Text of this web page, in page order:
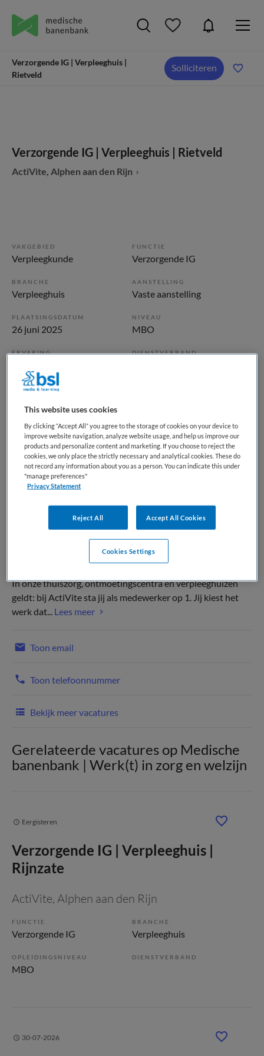
Verzorgende IG | Verpleeghuis |
Rietveld
Solliciteren
Verzorgende IG | Verpleeghuis | Rietveld
ActiVite, Alphen aan den Rijn
VAKGEBIED
Verpleegkunde
FUNCTIE
Verzorgende IG
BRANCHE
Verpleeghuis
AANSTELLING
Vaste aanstelling
PLAATSINGSDATUM
26 juni 2025
NIVEAU
MBO
ERVARING DIENSTVERBAND
Vacature niet beschikbaar
Deze vacature Verzorgende IG | Verpleeghuis | Rietveld bij
ActiVite is niet meer actueel. Hieronder staan enkele
vergelijkbare vacatures die voor u wellicht interessant zijn.
In onze thuiszorg, ontmoetingscentra en verpleeghuizen
geldt: bij ActiVite sta jij als medewerker op 1. Jij kiest het
werk dat... Lees meer
Toon email
Toon telefoonnummer
Bekijk meer vacatures
Gerelateerde vacatures op Medische
banenbank | Werk(t) in zorg en welzijn
Eergisteren
Verzorgende IG | Verpleeghuis |
Rijnzate
ActiVite, Alphen aan den Rijn
FUNCTIE
Verzorgende IG
BRANCHE
Verpleeghuis
OPLEIDINGSNIVEAU
MBO
DIENSTVERBAND
30-07-2026
This website uses cookies
By clicking “Accept All” you agree to the storage of cookies on your device to
improve website navigation, analyze website usage, and help us improve our
products and personalize content and marketing. If you choose to reject the
cookies, we only place the strictly necessary and analytical cookies. These do
not record any information about you as a person. You can indicate this under
"manage preferences"
Privacy Statement
Reject All Accept All Cookies
Cookies Settings